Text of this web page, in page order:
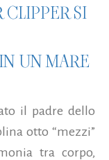
CLIPPER SI
UN MARE
il padre dello
otto “mezzi”
tra corpo,